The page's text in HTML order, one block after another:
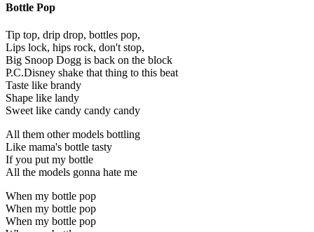
Bottle Pop
Tip top, drip drop, bottles pop,
Lips lock, hips rock, don't stop,
Big Snoop Dogg is back on the block
P.C.Disney shake that thing to this beat
Taste like brandy
Shape like landy
Sweet like candy candy candy
All them other models bottling
Like mama's bottle tasty
If you put my bottle
All the models gonna hate me
When my bottle pop
When my bottle pop
When my bottle pop